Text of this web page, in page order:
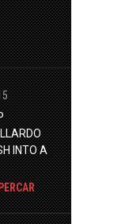
INTO A